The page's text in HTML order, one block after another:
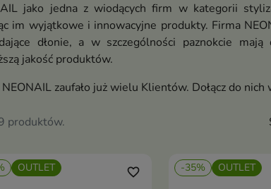
jako jedna z wiodących firm w kategorii
im wyjątkowe i innowacyjne produkty. Firma
dłonie, a w szczególności paznokcie
jakość produktów.
NEONAIL zaufało już wielu Klientów. Dołącz do
produktów.
OUTLET favorite_border -35% OUTLET